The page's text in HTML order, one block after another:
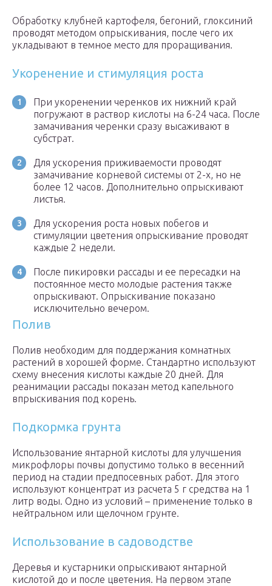
Обработку клубней картофеля, бегоний, глоксиний
проводят методом опрыскивания, после чего их
укладывают в темное место для проращивания.
Укоренение и стимуляция роста
При укоренении черенков их нижний край
погружают в раствор кислоты на 6-24 часа. После
замачивания черенки сразу высаживают в
субстрат.
Для ускорения приживаемости проводят
замачивание корневой системы от 2-х, но не
более 12 часов. Дополнительно опрыскивают
листья.
Для ускорения роста новых побегов и
стимуляции цветения опрыскивание проводят
каждые 2 недели.
После пикировки рассады и ее пересадки на
постоянное место молодые растения также
опрыскивают. Опрыскивание показано
исключительно вечером.
Полив
Полив необходим для поддержания комнатных
растений в хорошей форме. Стандартно используют
схему внесения кислоты каждые 20 дней. Для
реанимации рассады показан метод капельного
впрыскивания под корень.
Подкормка грунта
Использование янтарной кислоты для улучшения
микрофлоры почвы допустимо только в весенний
период на стадии предпосевных работ. Для этого
используют концентрат из расчета 5 г средства на 1
литр воды. Одно из условий – применение только в
нейтральном или щелочном грунте.
Использование в садоводстве
Деревья и кустарники опрыскивают янтарной
кислотой до и после цветения. На первом этапе